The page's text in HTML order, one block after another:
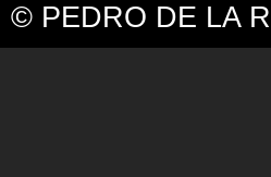
© PEDRO DE LA